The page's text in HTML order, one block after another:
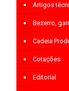
Artigos
Bezerro,
Cadeia
Cotações
Editorial